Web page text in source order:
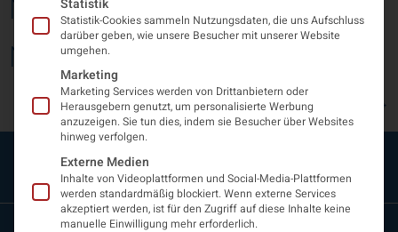
Neurologisch 2024/02
Neurologisch 2024/01
→
Statistik-Cookies sammeln Nutzungsdaten, die uns Aufschluss
darüber geben, wie unsere Besucher mit unserer Website
umgehen.
Marketing
Marketing Services werden von Drittanbietern oder
Herausgebern genutzt, um personalisierte Werbung
anzuzeigen. Sie tun dies, indem sie Besucher über Websites
hinweg verfolgen.
Externe Medien
Inhalte von Videoplattformen und Social-Media-Plattformen
werden standardmäßig blockiert. Wenn externe Services
akzeptiert werden, ist für den Zugriff auf diese Inhalte keine
manuelle Einwilligung mehr erforderlich.